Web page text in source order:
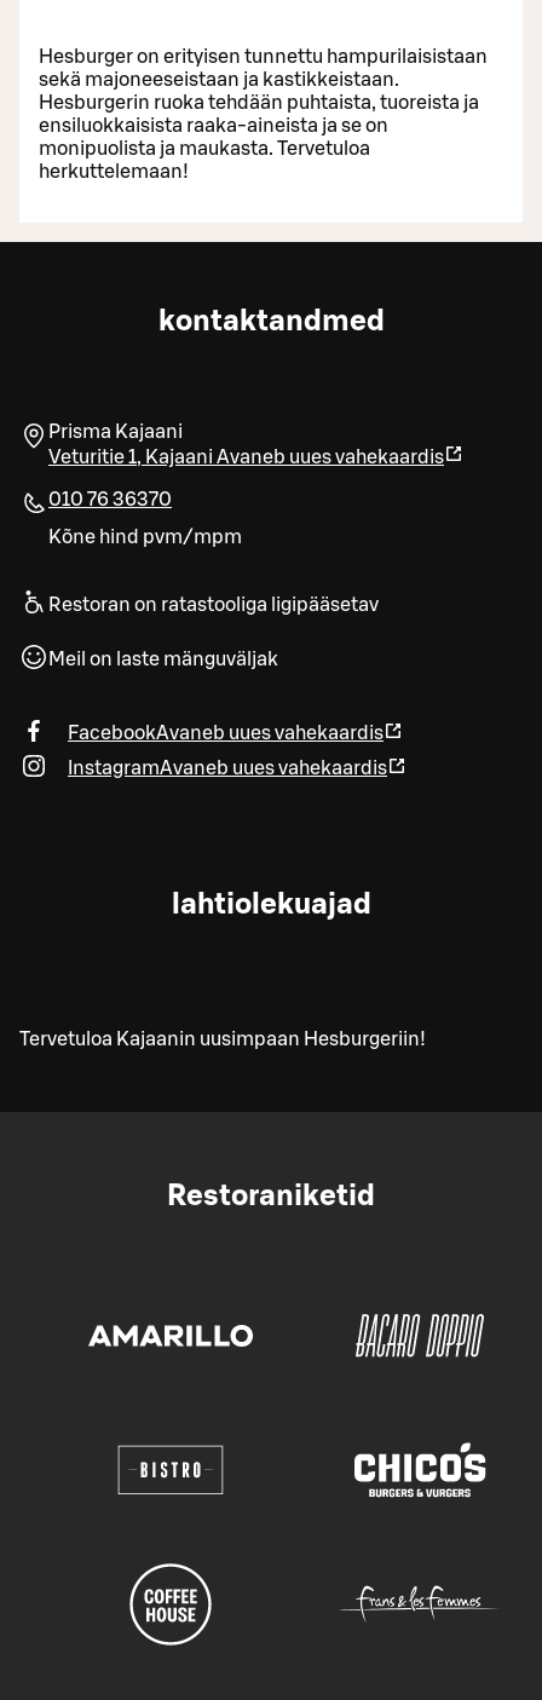
Hesburger on erityisen tunnettu hampurilaisistaan
sekä majoneeseistaan ja kastikkeistaan.
Hesburgerin ruoka tehdään puhtaista, tuoreista ja
ensiluokkaisista raaka-aineista ja se on
monipuolista ja maukasta. Tervetuloa
herkuttelemaan!
kontaktandmed
Prisma Kajaani
Veturitie 1, Kajaani Avaneb uues vahekaardis
010 76 36370
Kõne hind pvm/mpm
Restoran on ratastooliga ligipääsetav
Meil on laste mänguväljak
FacebookAvaneb uues vahekaardis
InstagramAvaneb uues vahekaardis
lahtiolekuajad
Tervetuloa Kajaanin uusimpaan Hesburgeriin!
Restoraniketid